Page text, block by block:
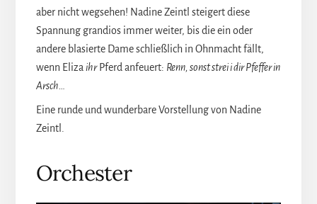
aber nicht wegsehen! Nadine Zeintl steigert diese
Spannung grandios immer weiter, bis die ein oder
andere blasierte Dame schließlich in Ohnmacht fällt,
wenn Eliza ihrPferd anfeuert: Renn, sonst strei i dir Pfeffer in
Arsch…
Eine runde und wunderbare Vorstellung von Nadine
Zeintl.
Orchester